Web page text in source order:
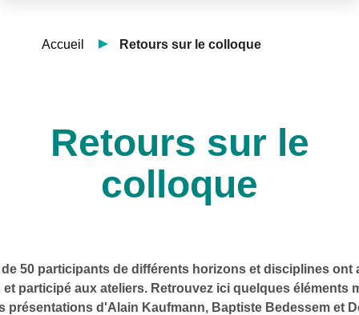
Accueil Retours sur le colloque
Retours sur le
colloque
50 participants de différents horizons et disciplines ont
participé aux ateliers. Retrouvez ici quelques éléments
présentations d'Alain Kaufmann, Baptiste Bedessem et